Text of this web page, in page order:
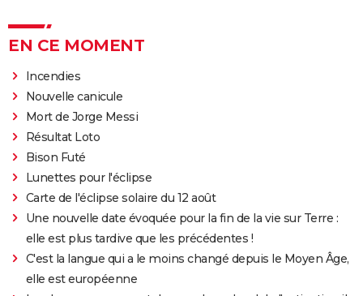
EN CE MOMENT
Incendies
Nouvelle canicule
Mort de Jorge Messi
Résultat Loto
Bison Futé
Lunettes pour l'éclipse
Carte de l'éclipse solaire du 12 août
Une nouvelle date évoquée pour la fin de la vie sur Terre :
elle est plus tardive que les précédentes !
C'est la langue qui a le moins changé depuis le Moyen Âge,
elle est européenne